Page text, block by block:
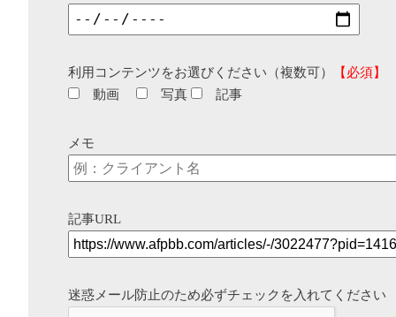
利用コンテンツをお選びください（複数可）
【必須】
動画
写真 記事
メモ
記事URL
迷惑メール防止のため必ずチェックを入れてください